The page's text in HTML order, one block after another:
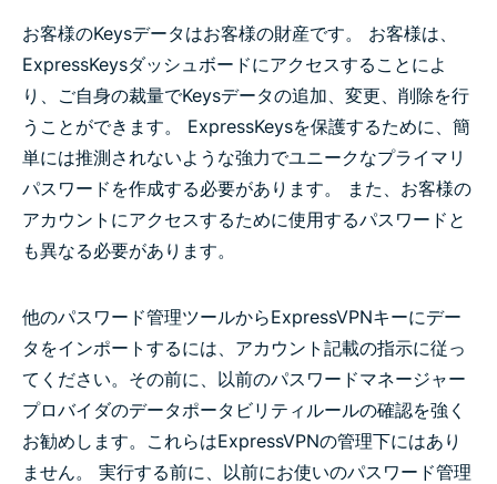
お客様のKeysデータはお客様の財産です。 お客様は、
ExpressKeysダッシュボードにアクセスすることによ
り、ご自身の裁量でKeysデータの追加、変更、削除を行
うことができます。 ExpressKeysを保護するために、簡
単には推測されないような強力でユニークなプライマリ
パスワードを作成する必要があります。 また、お客様の
アカウントにアクセスするために使用するパスワードと
も異なる必要があります。
他のパスワード管理ツールからExpressVPNキーにデー
タをインポートするには、アカウント記載の指示に従っ
てください。その前に、以前のパスワードマネージャー
プロバイダのデータポータビリティルールの確認を強く
お勧めします。これらはExpressVPNの管理下にはあり
ません。 実行する前に、以前にお使いのパスワード管理